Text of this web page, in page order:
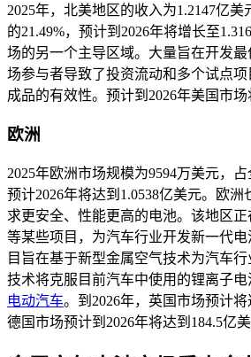
2025年，北美地区的收入为1.2147亿美
的21.49%，预计到2026年将增长至
场的另一个主导区域。大量旨在开发
场参与者导致了投资流动和多个试点项
成品的有效性。预计到2026年美国市场
欧洲
2025年欧洲市场规模为9594万美元，占
预计2026年将达到1.0538亿美元。欧
求更安全、性能更高的电池。该地区
等某些项目，为汽车行业开发新一代
目旨在基于新型金属空气技术为汽车
技术将克服目前汽车中使用的锂离子电
电动汽车。到2026年，英国市场预计
德国市场预计到2026年将达到184.5亿美